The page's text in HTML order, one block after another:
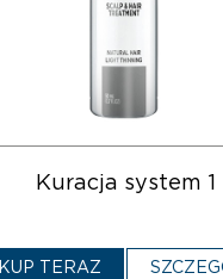
Kuracja system 1
KUP TERAZ